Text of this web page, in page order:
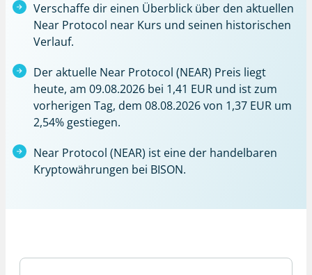
Verschaffe dir einen Überblick über den aktuellen
Near Protocol near Kurs und seinen historischen
Verlauf.
Der aktuelle Near Protocol (NEAR) Preis liegt
heute, am 09.08.2026 bei 1,41 EUR und ist zum
vorherigen Tag, dem 08.08.2026 von 1,37 EUR um
2,54% gestiegen.
Near Protocol (NEAR) ist eine der handelbaren
Kryptowährungen bei BISON.